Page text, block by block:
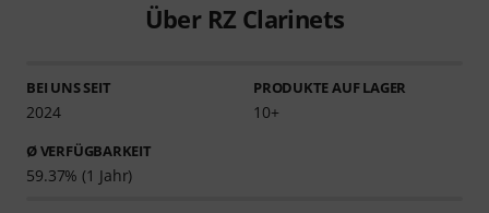
Über RZ Clarinets
BEI UNS SEIT
2024
PRODUKTE AUF LAGER
10+
Ø VERFÜGBARKEIT
59.37% (1 Jahr)